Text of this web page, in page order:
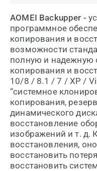
AOMEI Backupper -
программное
копирования и
возможности
полную и надежную
копирования и
10/8 / 8.1 / 7 / XP /
“системное
копирования,
динамического
восстановление
изображений и т. д.
восстановления,
восстановить
восстановить